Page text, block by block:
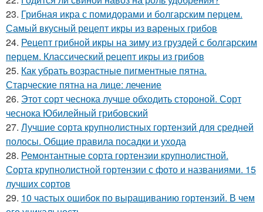
23. Грибная икра с помидорами и болгарским перцем.
Самый вкусный рецепт икры из вареных грибов
24. Рецепт грибной икры на зиму из груздей с болгарским
перцем. Классический рецепт икры из грибов
25. Как убрать возрастные пигментные пятна.
Старческие пятна на лице: лечение
26. Этот сорт чеснока лучше обходить стороной. Сорт
чеснока Юбилейный грибовский
27. Лучшие сорта крупнолистных гортензий для средней
полосы. Общие правила посадки и ухода
28. Ремонтантные сорта гортензии крупнолистной.
Сорта крупнолистной гортензии с фото и названиями. 15
лучших сортов
29. 10 частых ошибок по выращиванию гортензий. В чем